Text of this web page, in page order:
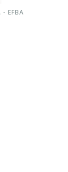
- EFBA